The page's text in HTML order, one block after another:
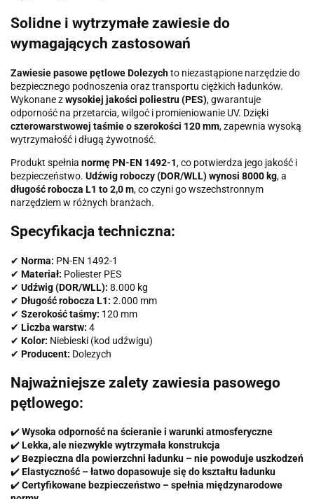
Solidne i wytrzymałe zawiesie do
wymagających zastosowań
Zawiesie pasowe pętlowe Dolezychto niezastąpione narzędzie do
bezpiecznego podnoszenia oraz transportu ciężkich ładunków.
Wykonane zwysokiej jakości poliestru (PES), gwarantuje
odporność na przetarcia, wilgoć i promieniowanie UV. Dzięki
czterowarstwowej taśmie o szerokości 120 mm, zapewnia wysoką
wytrzymałość i długą żywotność.
Produkt spełnia normę PN-EN 1492-1, co potwierdza jego jakość i
bezpieczeństwo. Udźwig roboczy (DOR/WLL) wynosi 8000 kg, a
długość robocza L1 to 2,0 m, co czyni go wszechstronnym
narzędziem w różnych branżach.
Specyfikacja techniczna:
✔ Norma: PN-EN 1492-1
✔ Materiał: Poliester PES
✔ Udźwig (DOR/WLL): 8.000 kg
✔ Długość robocza L1: 2.000 mm
✔ Szerokość taśmy: 120 mm
✔ Liczba warstw: 4
✔ Kolor: Niebieski (kod udźwigu)
✔ Producent: Dolezych
Najważniejsze zalety zawiesia pasowego
pętlowego:
✔️Wysoka odporność na ścieranie i warunki atmosferyczne
✔️Lekka, ale niezwykle wytrzymała konstrukcja
✔️Bezpieczna dla powierzchni ładunku – nie powoduje uszkodzeń
✔️Elastyczność – łatwo dopasowuje się do kształtu ładunku
✔️Certyfikowane bezpieczeństwo – spełnia międzynarodowe